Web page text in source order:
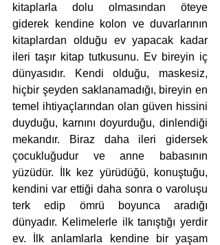
kitaplarla dolu olmasından öteye
giderek kendine kolon ve duvarlarının
kitaplardan olduğu ev yapacak kadar
ileri taşır kitap tutkusunu. Ev bireyin iç
dünyasıdır. Kendi olduğu, maskesiz,
hiçbir şeyden saklanamadığı, bireyin en
temel ihtiyaçlarından olan güven hissini
duyduğu, karnını doyurduğu, dinlendiği
mekandır. Biraz daha ileri gidersek
çocukluğudur ve anne babasının
yüzüdür. İlk kez yürüdüğü, konuştuğu,
kendini var ettiği daha sonra o varoluşu
terk edip ömrü boyunca aradığı
dünyadır. Kelimelerle ilk tanıştığı yerdir
ev. İlk anlamlarla kendine bir yaşam